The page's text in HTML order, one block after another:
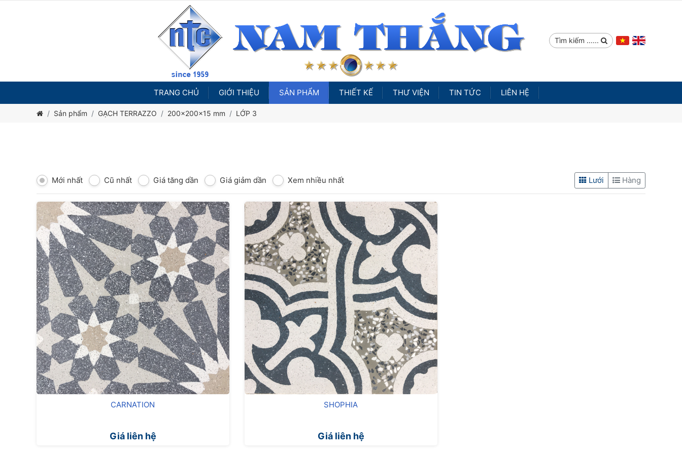
Tìm kiếm ......
TRANG CHỦ GIỚI THIỆU SẢN PHẨM THIẾT KẾ THƯ VIỆN TIN TỨC LIÊN HỆ
Sản phẩm GẠCH TERRAZZO 200x200x15 mm LỚP 3
Mới nhất Cũ nhất Giá tăng dần Giá giảm dần Xem nhiều nhất Lưới Hàng
CARNATION
Giá liên hệ
SHOPHIA
Giá liên hệ